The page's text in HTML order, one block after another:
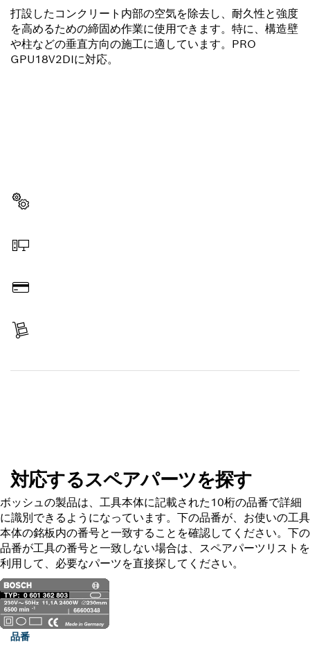
打設したコンクリート内部の空気を除去し、耐久性と強度
を高めるための締固め作業に使用できます。特に、構造壁
や柱などの垂直方向の施工に適しています。PRO
GPU18V2DIに対応。
対応するスペアパーツを探す
ボッシュの製品は、工具本体に記載された10桁の品番で詳細
に識別できるようになっています。下の品番が、お使いの工具
本体の銘板内の番号と一致することを確認してください。下の
品番が工具の番号と一致しない場合は、スペアパーツリストを
利用して、必要なパーツを直接探してください。
品番